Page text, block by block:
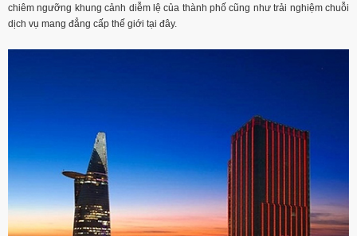
chiêm ngưỡng khung cảnh diễm lệ của thành phố cũng như trải nghiệm chuỗi
dịch vụ mang đẳng cấp thế giới tại đây.